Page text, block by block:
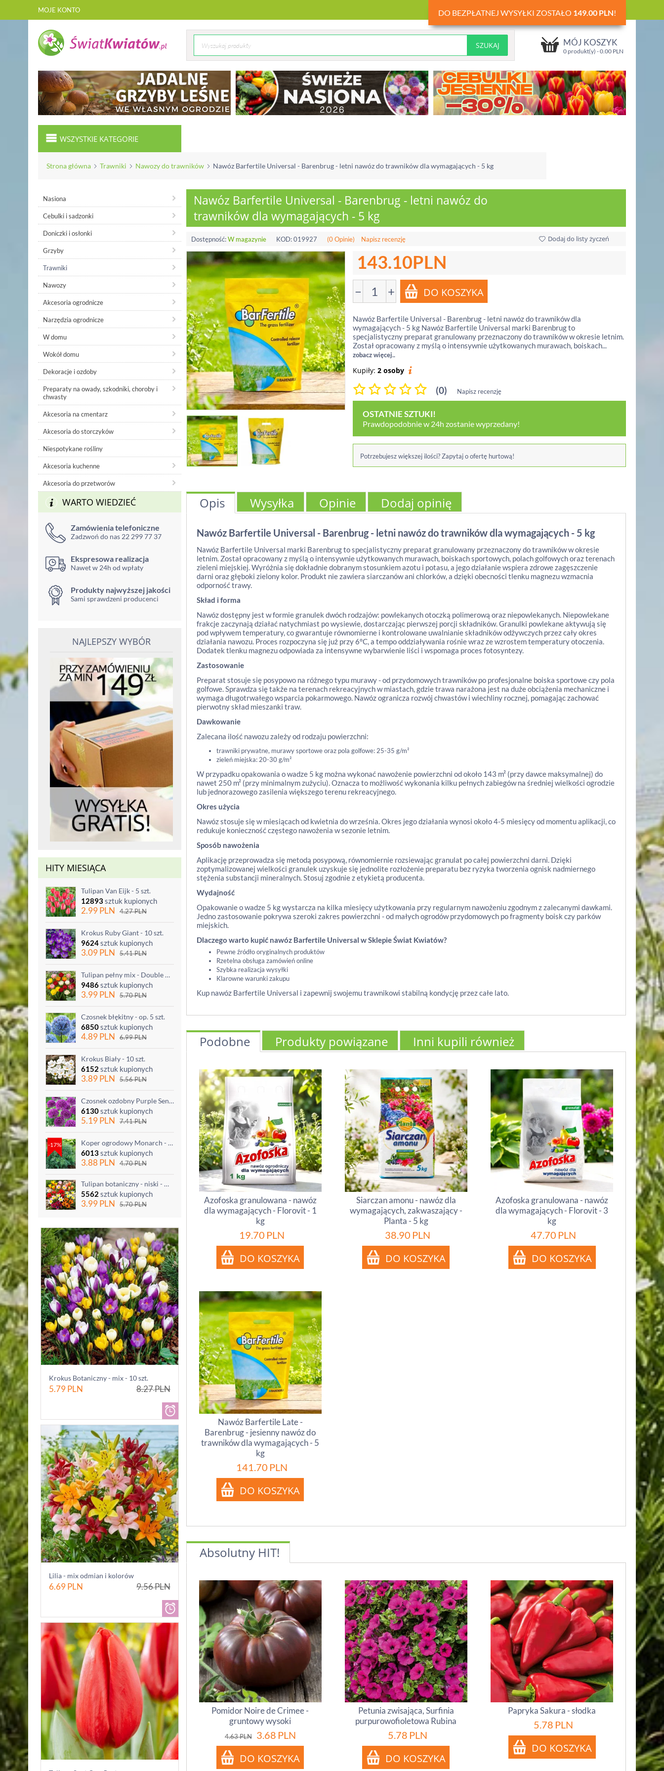
MOJE KONTO DO BEZPŁATNEJ WYSYŁKI ZOSTAŁO 149.00 PLN!
MÓJ KOSZYK
0 produkt(y) -0.00 PLN
WSZYSTKIE KATEGORIE
Strona główna Trawniki Nawozy do trawników Nawóz Barfertile Universal - Barenbrug - letni nawóz do trawników dla wymagających - 5 kg
Nasiona
Cebulki i sadzonki
Doniczki i osłonki
Grzyby
Trawniki
Nawozy
Akcesoria ogrodnicze
Narzędzia ogrodnicze
W domu
Wokół domu
Dekoracje i ozdoby
Preparaty na owady, szkodniki, choroby i
chwasty
Akcesoria na cmentarz
Akcesoria do storczyków
Niespotykane rośliny
Akcesoria kuchenne
Akcesoria do przetworów
WARTO WIEDZIEĆ
Zamówienia telefoniczne
Zadzwoń do nas 22 299 77 37
Ekspresowa realizacja
Nawet w 24h od wpłaty
Produkty najwyższej jakości
Sami sprawdzeni producenci
NAJLEPSZY WYBÓR
HITY MIESIĄCA
Tulipan Van Eijk - 5 szt.
12893sztuk kupionych
2.99PLN 4.27PLN
Krokus Ruby Giant - 10 szt.
9624sztuk kupionych
3.09PLN 5.41PLN
Tulipan pełny mix - Double mix - 5 szt.
9486sztuk kupionych
3.99PLN 5.70PLN
Czosnek błękitny - op. 5 szt.
6850sztuk kupionych
4.89PLN 6.99PLN
Krokus Biały - 10 szt.
6152 sztuk kupionych
3.89PLN 5.56PLN
Czosnek ozdobny Purple Sensation - op. 3 szt.
6130sztuk kupionych
5.19PLN 7.41PLN
-17% Koper ogrodowy Monarch - po ścięciu odrasta
6013sztuk kupionych
3.88 PLN 4.70PLN
Tulipan botaniczny - niski - mix kolorów - 5 szt.
5562 sztuk kupionych
3.99PLN 5.70PLN
Krokus Botaniczny - mix - 10 szt.
5.79PLN 8.27PLN
Lilia - mix odmian i kolorów
6.69PLN 9.56PLN
Nawóz Barfertile Universal - Barenbrug - letni nawóz do
trawników dla wymagających - 5 kg
Dostępność:W magazynie KOD:019927 (0 Opinie) Napisz recenzję Dodaj do listy życzeń
143.10PLN
− +
Nawóz Barfertile Universal - Barenbrug - letni nawóz do trawników dla
wymagających - 5 kg Nawóz Barfertile Universal marki Barenbrug to
specjalistyczny preparat granulowany przeznaczony do trawników w okresie letnim.
Został opracowany z myślą o intensywnie użytkowanych murawach, boiskach...
zobacz więcej..
Kupiły: 2 osoby
(0) Napisz recenzję
OSTATNIE SZTUKI!
Prawdopodobnie w 24h zostanie wyprzedany!
Potrzebujesz większej ilości? Zapytaj o ofertę hurtową!
Opis Wysyłka Opinie Dodaj opinię
Nawóz Barfertile Universal - Barenbrug - letni nawóz do trawników dla wymagających - 5 kg
Nawóz Barfertile Universal marki Barenbrug to specjalistyczny preparat granulowany przeznaczony do trawników w okresie
letnim. Został opracowany z myślą o intensywnie użytkowanych murawach, boiskach sportowych, polach golfowych oraz terenach
zieleni miejskiej. Wyróżnia się dokładnie dobranym stosunkiem azotu i potasu, a jego działanie wspiera zdrowe zagęszczenie
darni oraz głęboki zielony kolor. Produkt nie zawiera siarczanów ani chlorków, a dzięki obecności tlenku magnezu wzmacnia
odporność trawy.
Skład i forma
Nawóz dostępny jest w formie granulek dwóch rodzajów: powlekanych otoczką polimerową oraz niepowlekanych. Niepowlekane
frakcje zaczynają działać natychmiast po wysiewie, dostarczając pierwszej porcji składników. Granulki powlekane aktywują się
pod wpływem temperatury, co gwarantuje równomierne i kontrolowane uwalnianie składników odżywczych przez cały okres
działania nawozu. Proces rozpoczyna się już przy 6°C, a tempo oddziaływania rośnie wraz ze wzrostem temperatury otoczenia.
Dodatek tlenku magnezu odpowiada za intensywne wybarwienie liści i wspomaga proces fotosyntezy.
Zastosowanie
Preparat stosuje się posypowo na różnego typu murawy - od przydomowych trawników po profesjonalne boiska sportowe czy pola
golfowe. Sprawdza się także na terenach rekreacyjnych w miastach, gdzie trawa narażona jest na duże obciążenia mechaniczne i
wymaga długotrwałego wsparcia pokarmowego. Nawóz ogranicza rozwój chwastów i wiechliny rocznej, pomagając zachować
pierwotny skład mieszanki traw.
Dawkowanie
Zalecana ilość nawozu zależy od rodzaju powierzchni:
trawniki prywatne, murawy sportowe oraz pola golfowe: 25-35 g/m²
zieleń miejska: 20-30 g/m²
W przypadku opakowania o wadze 5 kg można wykonać nawożenie powierzchni od około 143 m² (przy dawce maksymalnej) do
nawet 250 m² (przy minimalnym zużyciu). Oznacza to możliwość wykonania kilku pełnych zabiegów na średniej wielkości ogrodzie
lub jednorazowego zasilenia większego terenu rekreacyjnego.
Okres użycia
Nawóz stosuje się w miesiącach od kwietnia do września. Okres jego działania wynosi około 4-5 miesięcy od momentu aplikacji, co
redukuje konieczność częstego nawożenia w sezonie letnim.
Sposób nawożenia
Aplikację przeprowadza się metodą posypową, równomiernie rozsiewając granulat po całej powierzchni darni. Dzięki
zoptymalizowanej wielkości granulek uzyskuje się jednolite rozłożenie preparatu bez ryzyka tworzenia ognisk nadmiernego
stężenia substancji mineralnych. Stosuj zgodnie z etykietą producenta.
Wydajność
Opakowanie o wadze 5 kg wystarcza na kilka miesięcy użytkowania przy regularnym nawożeniu zgodnym z zalecanymi dawkami.
Jedno zastosowanie pokrywa szeroki zakres powierzchni - od małych ogrodów przydomowych po fragmenty boisk czy parków
miejskich.
Dlaczego warto kupić nawóz Barfertile Universal w Sklepie Świat Kwiatów?
Pewne źródło oryginalnych produktów
Rzetelna obsługa zamówień online
Szybka realizacja wysyłki
Klarowne warunki zakupu
Kup nawóz Barfertile Universal i zapewnij swojemu trawnikowi stabilną kondycję przez całe lato.
Podobne Produkty powiązane Inni kupili również
Azofoska granulowana - nawóz
dla wymagających - Florovit - 1
kg
19.70 PLN
Siarczan amonu - nawóz dla
wymagających, zakwaszający -
Planta - 5 kg
38.90 PLN
Azofoska granulowana - nawóz
dla wymagających - Florovit - 3
kg
47.70 PLN
Nawóz Barfertile Late -
Barenbrug - jesienny nawóz do
trawników dla wymagających - 5
kg
141.70 PLN
Absolutny HIT!
Pomidor Noire de Crimee -
gruntowy wysoki
4.63PLN 3.68 PLN
Petunia zwisająca, Surfinia
purpurowofioletowa Rubina
5.78 PLN
Papryka Sakura - słodka
5.78 PLN